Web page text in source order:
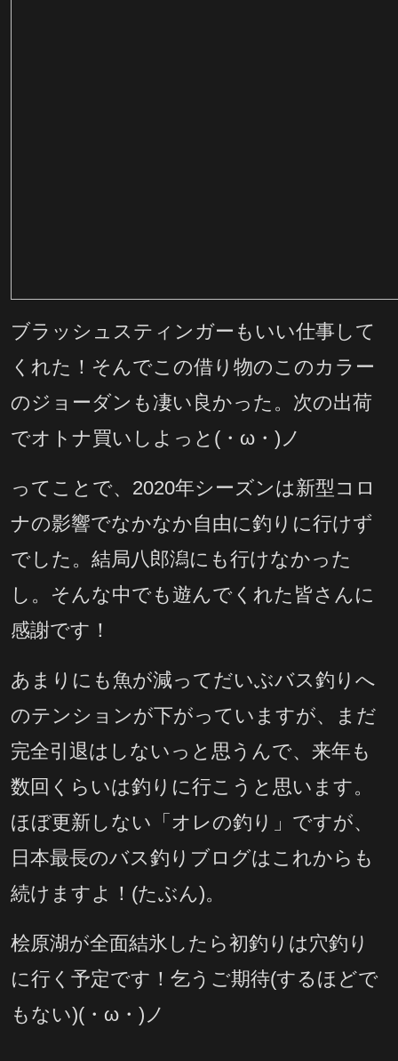
ブラッシュスティンガーもいい仕事して
くれた！そんでこの借り物のこのカラー
のジョーダンも凄い良かった。次の出荷
でオトナ買いしよっと(・ω・)ノ
ってことで、2020年シーズンは新型コロ
ナの影響でなかなか自由に釣りに行けず
でした。結局八郎潟にも行けなかった
し。そんな中でも遊んでくれた皆さんに
感謝です！
あまりにも魚が減ってだいぶバス釣りへ
のテンションが下がっていますが、まだ
完全引退はしないっと思うんで、来年も
数回くらいは釣りに行こうと思います。
ほぼ更新しない「オレの釣り」ですが、
日本最長のバス釣りブログはこれからも
続けますよ！(たぶん)。
桧原湖が全面結氷したら初釣りは穴釣り
に行く予定です！乞うご期待(するほどで
もない)(・ω・)ノ